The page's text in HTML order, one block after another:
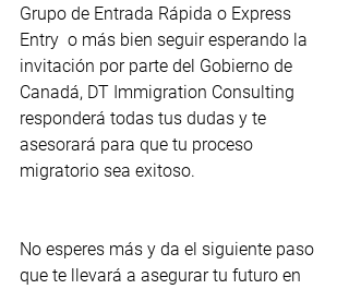
Grupo de Entrada Rápida o Express
Entry  o más bien seguir esperando la
invitación por parte del Gobierno de
Canadá, DT Immigration Consulting
responderá todas tus dudas y te
asesorará para que tu proceso
migratorio sea exitoso.
No esperes más y da el siguiente paso
que te llevará a asegurar tu futuro en